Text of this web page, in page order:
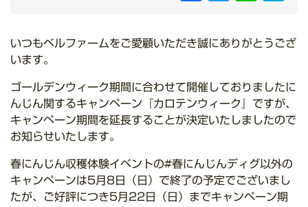
いつもベルファームをご愛顧いただき誠にありがとうござ
います。
ゴールデンウィーク期間に合わせて開催しておりましたに
んじん関するキャンペーン『カロテンウィーク』ですが、
キャンペーン期間を延長することが決定いたしましたので
お知らせいたします。
春にんじん収穫体験イベントの#春にんじんディグ以外の
キャンペーンは5月8日（日）で終了の予定でございまし
たが、ご好評につき5月22日（日）までキャンペーン期